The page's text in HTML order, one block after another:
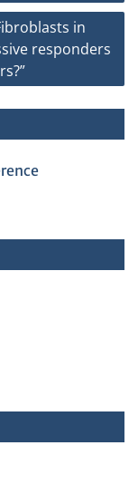
in
responders